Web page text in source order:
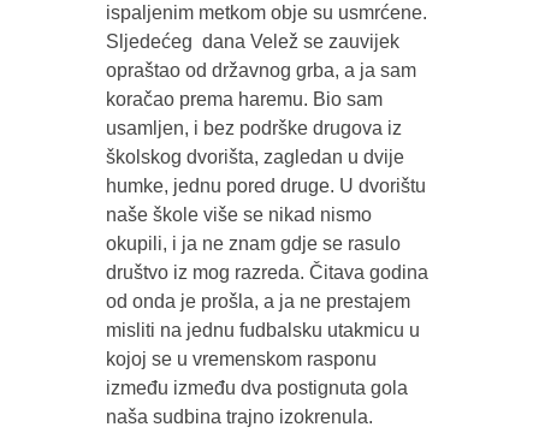
ispaljenim metkom obje su usmrćene.
Sljedećeg dana Velež se zauvijek
opraštao od državnog grba, a ja sam
koračao prema haremu. Bio sam
usamljen, i bez podrške drugova iz
školskog dvorišta, zagledan u dvije
humke, jednu pored druge. U dvorištu
naše škole više se nikad nismo
okupili, i ja ne znam gdje se rasulo
društvo iz mog razreda. Čitava godina
od onda je prošla, a ja ne prestajem
misliti na jednu fudbalsku utakmicu u
kojoj se u vremenskom rasponu
između između dva postignuta gola
naša sudbina trajno izokrenula.